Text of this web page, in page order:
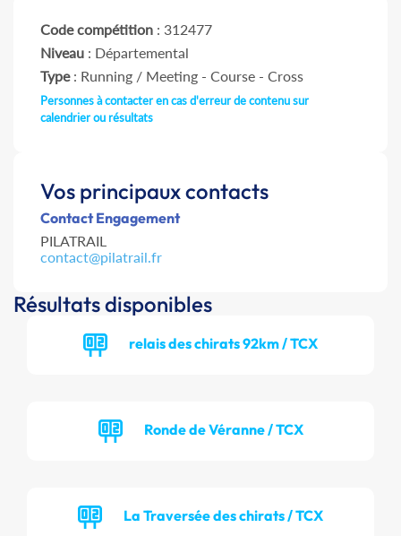
Code compétition : 312477
Niveau : Départemental
Type: Running / Meeting - Course - Cross
Personnes à contacter en cas d'erreur de contenu sur
calendrier ou résultats
Vos principaux contacts
Contact Engagement
PILATRAIL
contact@pilatrail.fr
Résultats disponibles
relais des chirats 92km / TCX
Ronde de Véranne / TCX
La Traversée des chirats / TCX